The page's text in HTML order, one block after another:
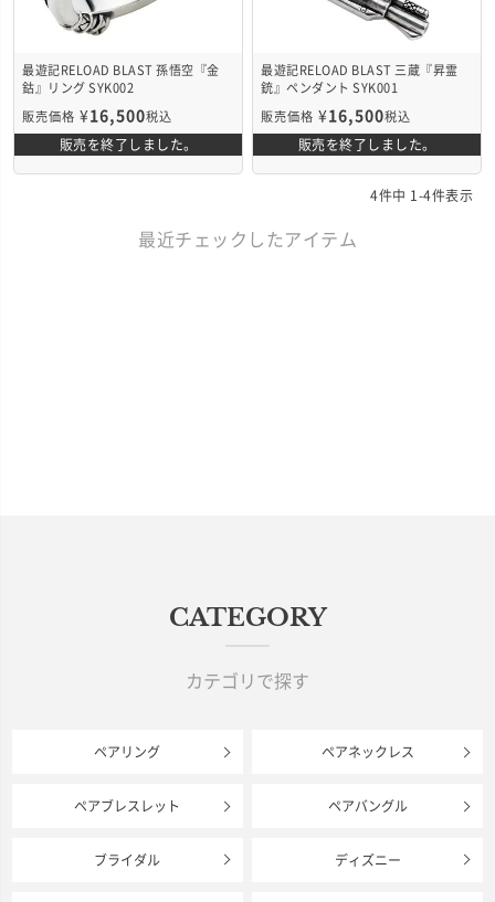
最遊記RELOAD BLAST 孫悟空『金
鈷』リング SYK002
販売価格 ¥16,500税込
販売を終了しました。
最遊記RELOAD BLAST 三蔵『昇霊
銃』ペンダント SYK001
販売価格 ¥16,500税込
販売を終了しました。
4件中 1 -4件表示
最近チェックしたアイテム
CATEGORY
カテゴリで探す
ペアリング ペアネックレス
ペアブレスレット ペアバングル
ブライダル ディズニー